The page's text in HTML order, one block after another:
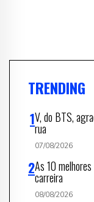
TRENDING
V, do BTS,
rua
07/08/2026
As 10
carreira
08/08/2026